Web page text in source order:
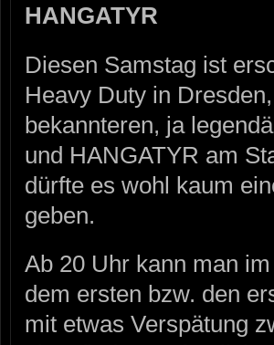
HANGATYR
Diesen Samstag ist
Heavy Duty in
bekannteren, ja
und HANGATYR am
dürfte es wohl kaum
geben.
Ab 20 Uhr kann man
dem ersten bzw. den
mit etwas Verspätung